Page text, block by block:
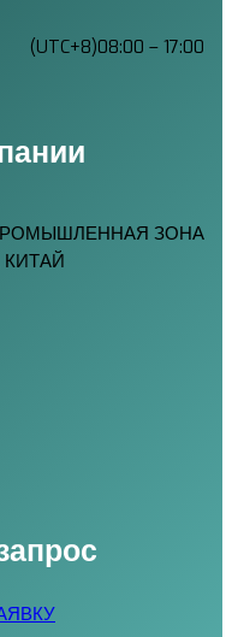
(UTC+8)08:00 – 17:00
ЗОНА